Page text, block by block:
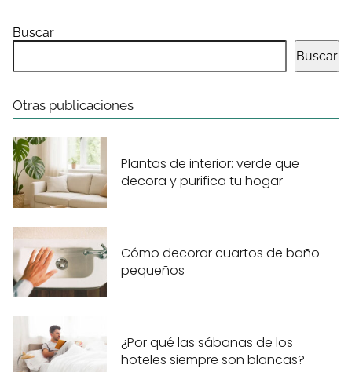
Buscar
Buscar
Otras publicaciones
Plantas de interior: verde que
decora y purifica tu hogar
Cómo decorar cuartos de baño
pequeños
¿Por qué las sábanas de los
hoteles siempre son blancas?